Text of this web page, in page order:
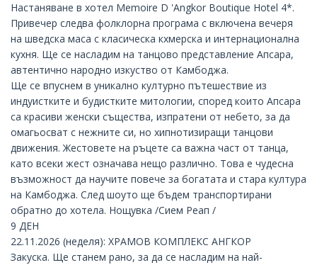
Настаняване в хотел Memoire D 'Angkor Boutique Hotel 4*.
Привечер следва фолклорна програма с включена вечеря
на шведска маса с класическа кхмерска и интернационална
кухня. Ще се насладим на танцово представление Апсара,
автентично народно изкуство от Камбоджа.
Ще се впуснем в уникално културно пътешествие из
индуистките и будистките митологии, според които Апсара
са красиви женски същества, изпратени от небето, за да
омагьосват с нежните си, но хипнотизиращи танцови
движения. Жестовете на ръцете са важна част от танца,
като всеки жест означава нещо различно. Това е чудесна
възможност да научите повече за богатата и стара култура
на Камбоджа. След шоуто ще бъдем транспортирани
обратно до хотела. Нощувка /Сием Реап /
9 ДЕН
22.11.2026 (неделя): ХРАМОВ КОМПЛЕКС АНГКОР
Закуска. Ще станем рано, за да се насладим на най-